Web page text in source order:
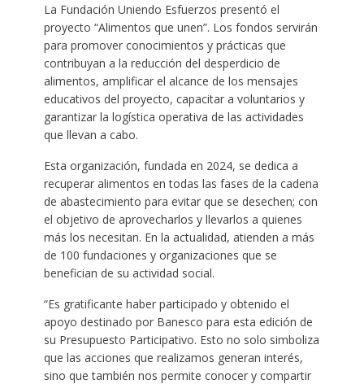
La Fundación Uniendo Esfuerzos presentó el
proyecto “Alimentos que unen”. Los fondos servirán
para promover conocimientos y prácticas que
contribuyan a la reducción del desperdicio de
alimentos, amplificar el alcance de los mensajes
educativos del proyecto, capacitar a voluntarios y
garantizar la logística operativa de las actividades
que llevan a cabo.
Esta organización, fundada en 2024, se dedica a
recuperar alimentos en todas las fases de la cadena
de abastecimiento para evitar que se desechen; con
el objetivo de aprovecharlos y llevarlos a quienes
más los necesitan. En la actualidad, atienden a más
de 100 fundaciones y organizaciones que se
benefician de su actividad social.
“Es gratificante haber participado y obtenido el
apoyo destinado por Banesco para esta edición de
su Presupuesto Participativo. Esto no solo simboliza
que las acciones que realizamos generan interés,
sino que también nos permite conocer y compartir